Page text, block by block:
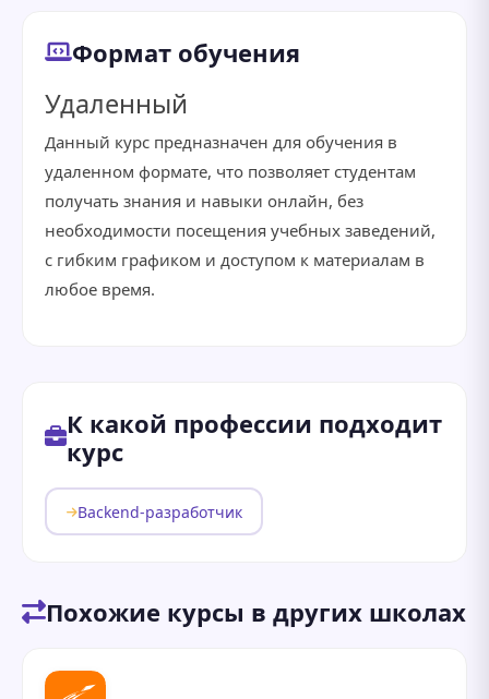
Формат обучения
Удаленный
Данный курс предназначен для обучения в
удаленном формате, что позволяет студентам
получать знания и навыки онлайн, без
необходимости посещения учебных заведений,
с гибким графиком и доступом к материалам в
любое время.
К какой профессии подходит
курс
Backend-разработчик
Похожие курсы в других школах